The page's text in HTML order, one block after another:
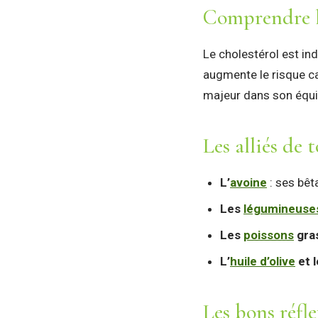
Comprendre
Le cholestérol est
augmente le risque
majeur dans son
Les alliés de
L’avoine : ses
Les
Les poissons
L’huile d’olive et
Les bons